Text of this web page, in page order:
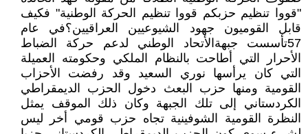
"قووا تنظيم حزبكم قووا تنظيم الحركة الوطنية" فكيف
قابل القوميون جهود الشيوعيين العراقيين؟في عام
57تأسست جبهةالأتحاد الوطني لدعم حركة الضباط
الأحرار التي أطاحت بالنظام الملكي وحكومته العميلة
التي كان يرأسها نوري السعيد وقد رفضت الأحزاب
القومية ومنها حزب البعث دخول الحزب الديمقراطي
الكردستاني إلى تلك الجبهة وكان ذلك الموقف يمثل
النظرة القومية الشوفينية تجاه حزب قومي أخر ليس